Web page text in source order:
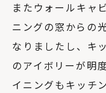
またウォールキャ
ニングの窓からの
なりましたし、キ
のアイボリーが明
イニングもキッチ